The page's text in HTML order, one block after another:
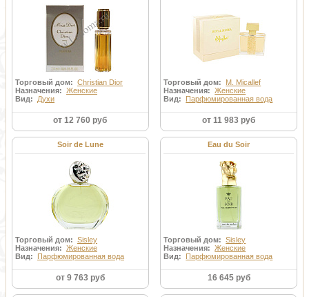
Торговый дом: Christian Dior
Назначения: Женские
Вид: Духи
от 12 760 руб
Торговый дом: M. Micallef
Назначения:Женские
Вид:
Парфюмированная вода
от 11 983 руб
Soir de Lune
Торговый дом: Sisley
Назначения: Женские
Вид:
Парфюмированная вода
от 9 763 руб
Eau du Soir
Торговый дом:Sisley
Назначения:Женские
Вид:
Парфюмированная вода
16 645 руб